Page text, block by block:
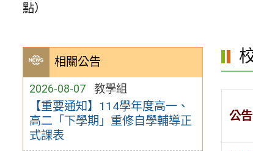
點）
相關公告
2026-08-07 教學組
【重要通知】114學年度高一、
高二「下學期」重修自學輔導正
式課表
公